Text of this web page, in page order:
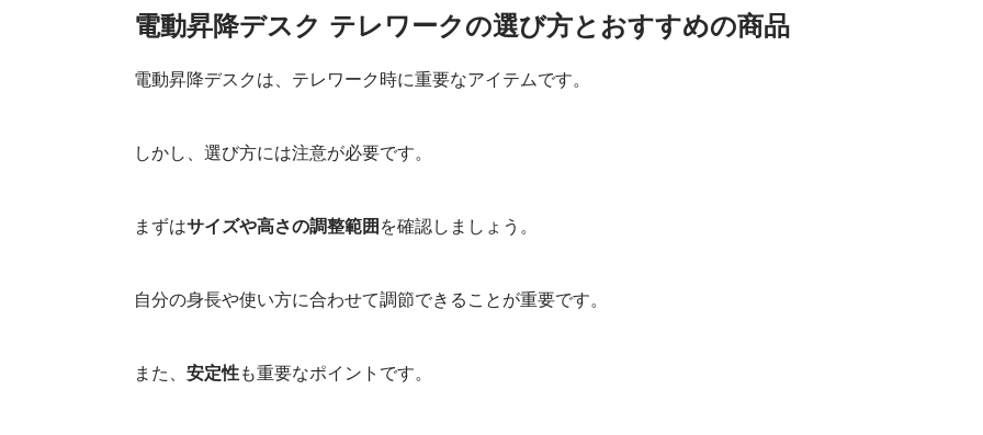
電動昇降洗面台 電動昇降キッチン
電動昇降デスク テレワークの選び方とおすすめの商品
電動昇降デスクは、テレワーク時に重要なアイテムです。
しかし、選び方には注意が必要です。
まずはサイズや高さの調整範囲 を確認しましょう。
自分の身長や使い方に合わせて調節できることが重要です。
また、 安定性も重要なポイントです。